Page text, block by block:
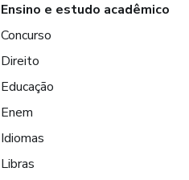
Ensino e estudo acadêmico
Concurso
Direito
Educação
Enem
Idiomas
Libras